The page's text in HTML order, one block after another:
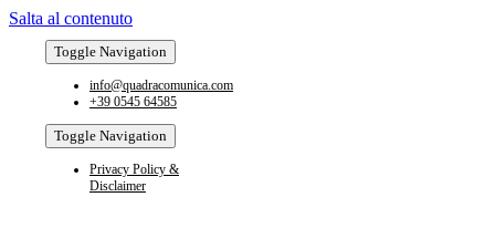
Salta al contenuto
Toggle Navigation
info@quadracomunica.com
+39 0545 64585
Toggle Navigation
Privacy Policy &
Disclaimer